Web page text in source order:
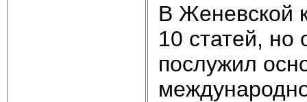
В Женевской
10 статей,
послужил